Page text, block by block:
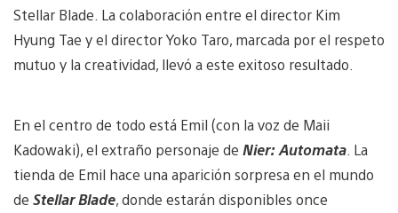
Stellar Blade. La colaboración entre el director Kim
Hyung Tae y el director Yoko Taro, marcada por el respeto
mutuo y la creatividad, llevó a este exitoso resultado.
En el centro de todo está Emil (con la voz de Maii
Kadowaki), el extraño personaje de Nier: Automata . La
tienda de Emil hace una aparición sorpresa en el mundo
de Stellar Blade, donde estarán disponibles once